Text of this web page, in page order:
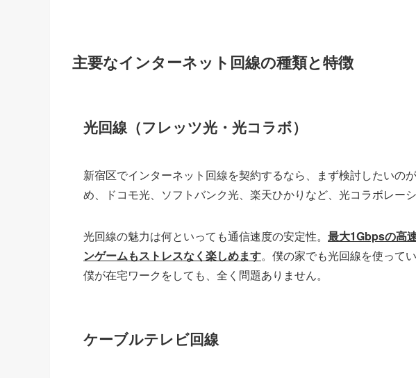
主要なインターネット回線の種類と特徴
光回線（フレッツ光・光コラボ）
新宿区でインターネット回線を契約するなら、まず検討したいの
め、ドコモ光、ソフトバンク光、楽天ひかりなど、光コラボレー
光回線の魅力は何といっても通信速度の安定性。 最大1Gbpsの高
ンゲームもストレスなく楽しめます。僕の家でも光回線を使って
僕が在宅ワークをしても、全く問題ありません。
ケーブルテレビ回線